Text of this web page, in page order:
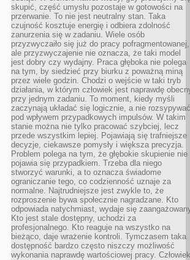
skupić, część umysłu pozostaje w gotowości na
przerwanie. To nie jest neutralny stan. Taka
czujność kosztuje energię i odbiera zdolność
zanurzenia się w zadaniu. Wiele osób
przyzwyczaiło się już do pracy pofragmentowanej,
ale przyzwyczajenie nie oznacza, że taki model
jest dobry czy wydajny. Praca głęboka nie polega
na tym, by siedzieć przy biurku z poważną miną
przez wiele godzin. Chodzi o wejście w taki tryb
działania, w którym człowiek jest naprawdę
przy jednym zadaniu. To moment, kiedy myśli
zaczynają układać się logicznie, a nie rozsypywać
pod wpływem przypadkowych impulsów. W takim
stanie można nie tylko pracować szybciej, lecz
przede wszystkim lepiej. Pojawiają się trafniejsze
decyzje, ciekawsze pomysły i większa precyzja.
Problem polega na tym, że głębokie skupienie nie
pojawia się przypadkiem. Trzeba dla niego
stworzyć warunki, a to oznacza świadome
ograniczanie tego, co codzienność uznaje za
normalne. Najtrudniejsze jest zwykle to, że
rozproszenie bywa społecznie nagradzane. Kto
odpowiada natychmiast, wydaje się
Kto jest stale dostępny, uchodzi za
profesjonalnego. Kto reaguje na wszystko na
bieżąco, daje wrażenie kontroli. Tymczasem taka
dostępność bardzo często niszczy możliwość
wykonania naprawdę wartościowej pracy. Człowiek